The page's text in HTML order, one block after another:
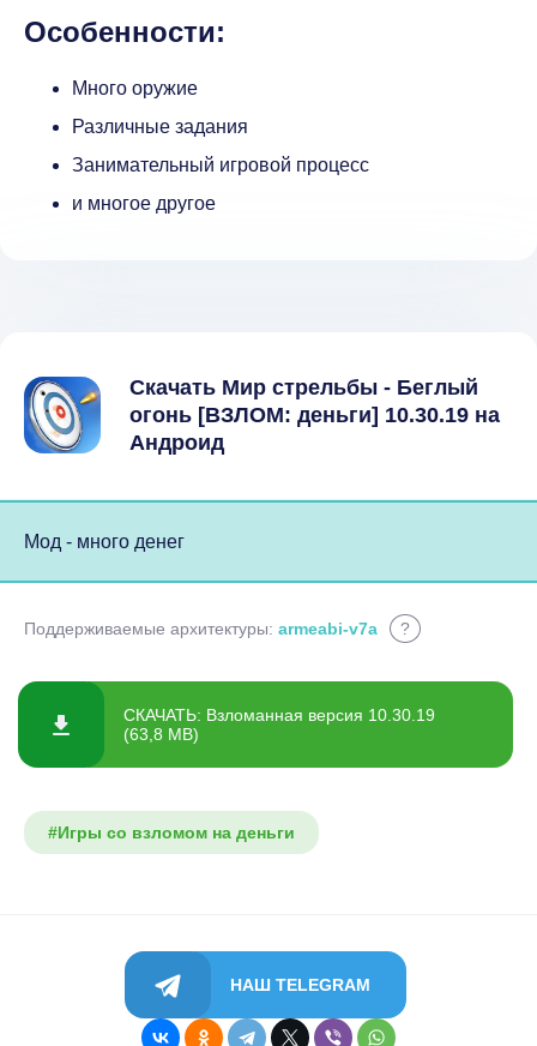
Особенности:
Много оружие
Различные задания
Занимательный игровой процесс
и многое другое
Скачать Мир стрельбы - Беглый
огонь [ВЗЛОМ: деньги] 10.30.19 на
Андроид
Мод - много денег
Поддерживаемые архитектуры: armeabi-v7a ?
СКАЧАТЬ: Взломанная версия 10.30.19
(63,8 MB)
#Игры со взломом на деньги
НАШ TELEGRAM